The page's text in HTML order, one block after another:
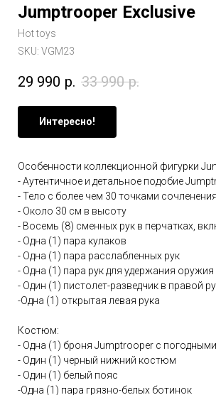
Jumptrooper Exclusive
Hot toys
SKU: VGM23
29 990 р. 33 990 р.
Интересно!
Особенности коллекционной фигурки
- Аутентичное и детальное подобие
- Тело с более чем 30 точками сочленения
- Около 30 см в высоту
- Восемь (8) сменных рук в перчатках,
- Одна (1) пара кулаков
- Одна (1) пара расслабленных рук
- Одна (1) пара рук для удержания оружия
- Один (1) пистолет-разведчик в правой
-Одна (1) открытая левая рука
Костюм:
- Одна (1) броня Jumptrooper с
- Один (1) черный нижний костюм
- Один (1) белый пояс
-Одна (1) пара грязно-белых ботинок